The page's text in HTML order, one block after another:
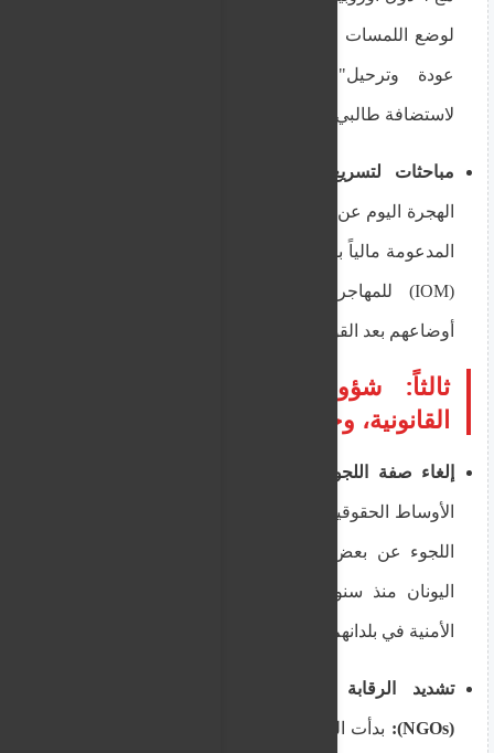
لوضع اللمسات التنفيذية على مقترح إنشاء "مراكز
عودة وترحيل" خارج حدود الاتحاد الأوروبي
لاستضافة طالبي اللجوء المرفوضين.
مباحثات لتسريع العودة الطوعية:
الهجرة اليوم عن زيادة في طلبات "العودة الطوعية"
المدعومة مالياً بالتعاون مع المنظمة الدولية للهجرة
(IOM) للمهاجرين الذين أدركوا صعوبة تقنين
أوضاعهم بعد القوانين الأخيرة.
ثالثاً: شؤون اللاجئين، الإجراءات
القانونية، وحقوق الإنسان
إلغاء صفة اللجوء عن نشطاء ومدافعين:
الأوساط الحقوقية اليوم مع تأكيد قرارات إلغاء صفة
اللجوء عن بعض الشخصيات الأجنبية المقيمة في
اليونان منذ سنوات، بذريعة انتفاء أسباب الحماية
الأمنية في بلدانهم الأصلية.
تشديد الرقابة على المنظمات غير الحكومية
(NGOs): بدأت السلطات اليونانية اليوم تفعيل نظام